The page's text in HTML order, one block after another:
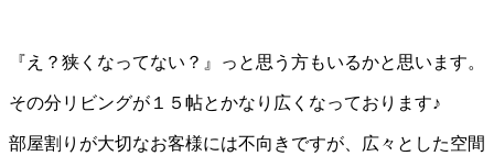
『え？狭くなってない？』っと思う方もいるかと思います。
その分リビングが１５帖とかなり広くなっております♪
部屋割りが大切なお客様には不向きですが、広々とした空間